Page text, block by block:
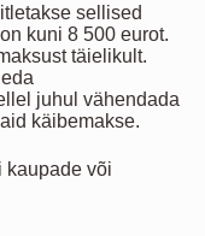
sellised
kuni 8 500 eurot.
täielikult.
juhul vähendada
käibemakse.
kaupade või